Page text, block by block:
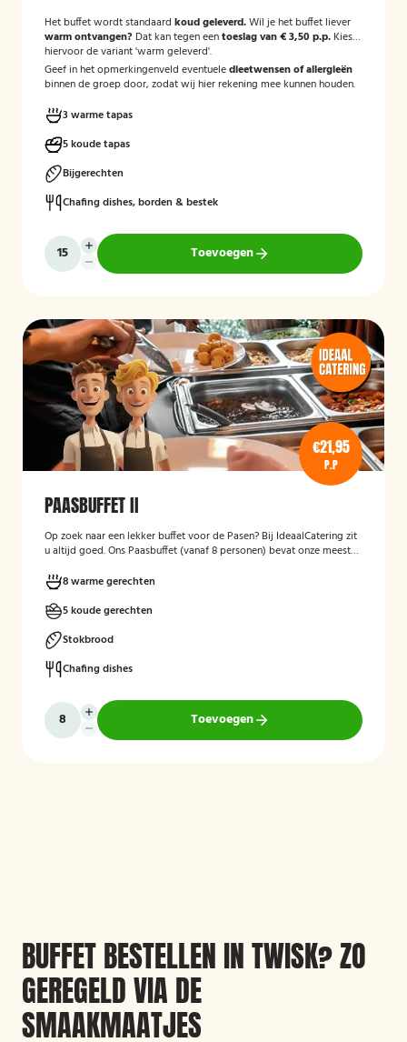
Het buffet wordt standaard koud geleverd.Wil je het buffet liever
warm ontvangen? Dat kan tegen eentoeslag van € 3,50 p.p. Kies
hiervoor de variant 'warm geleverd'.
Geef in het opmerkingenveld eventueledieetwensen of allergieën
binnen de groep door, zodat wij hier rekening mee kunnen houden.
3 warme tapas
5 koude tapas
Bijgerechten
Chafing dishes, borden & bestek
Toevoegen
€21,95
P.P
PAASBUFFET II
Op zoek naar een lekker buffet voor de Pasen? Bij IdeaalCatering zit
u altijd goed. Ons Paasbuffet (vanaf 8 personen) bevat onze meest
8 warme gerechten
5 koude gerechten
Stokbrood
Chafing dishes
Toevoegen
BUFFET BESTELLEN IN TWISK? ZO
GEREGELD VIA DE
SMAAKMAATJES